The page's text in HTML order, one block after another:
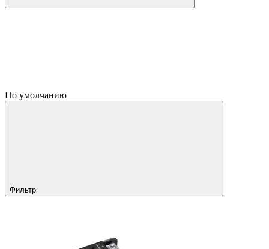
По умолчанию
Фильтр